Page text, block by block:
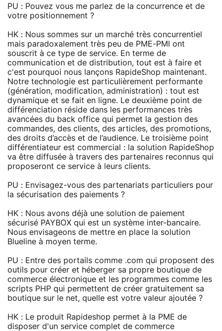
PU : Pouvez vous me parlez de la concurrence et de
votre positionnement ?
HK : Nous sommes sur un marché très concurrentiel
mais paradoxalement très peu de PME-PMI ont
souscrit à ce type de service. En terme de
communication et de distribution, tout est à faire et
c'est pourquoi nous lançons RapideShop maintenant.
Notre technologie est particulièrement performante
(génération, modification, administration) : tout est
dynamique et se fait en ligne. Le deuxième point de
différenciation réside dans les performances très
avancées du back office qui permet la gestion des
commandes, des clients, des articles, des promotions,
des droits d’accès et de l’audience. Le troisième point
différentiateur est commercial : la solution RapideShop
va être diffusée à travers des partenaires reconnus qui
proposeront ce service à leurs clients.
PU : Envisagez-vous des partenariats particuliers pour
la sécurisation des paiements ?
HK : Nous avons déjà une solution de paiement
sécurisé PAYBOX qui est un système inter-bancaire.
Nous envisageons de mettre en place la solution
Blueline à moyen terme.
PU : Entre des portails comme .com qui proposent des
outils pour créer et héberger sa propre boutique de
commerce électronique et les programmes comme les
scripts PHP qui permettent de créer gratuitement sa
boutique sur le net, quelle est votre valeur ajoutée ?
HK : Le produit Rapideshop permet à la PME de
disposer d'un service complet de commerce